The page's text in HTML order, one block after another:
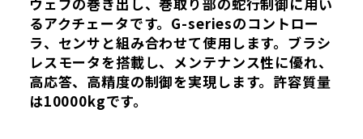
るアクチェータです。G-seriesのコントロー
ラ、センサと組み合わせて使用します。ブラシ
レスモータを搭載し、メンテナンス性に優れ、
高応答、高精度の制御を実現します。許容質量
は10000kgです。